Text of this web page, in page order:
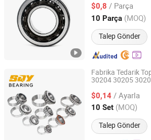
$0,8 / Parça
10 Parça (MOQ)
Talep Gönder
Jiangsu, China Fiyat 2016
Fabrika Tedarik
30204 30205
Filtresi için Tek
$0,14 / Ayarla
10 Set (MOQ)
Talep Gönder
Shandong SQY Bearing Co., Ltd
Shandong, China Fiyat 2024